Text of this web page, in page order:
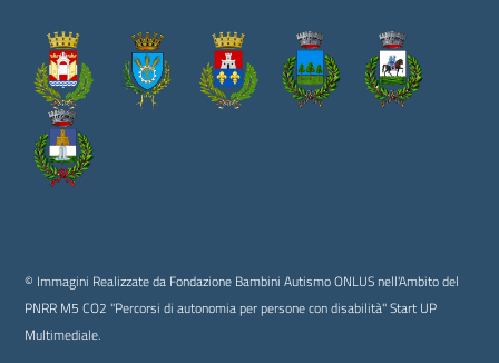
© Immagini Realizzate da Fondazione Bambini Autismo ONLUS nell'Ambito del
PNRR M5 CO2 "Percorsi di autonomia per persone con disabilità" Start UP
Multimediale.